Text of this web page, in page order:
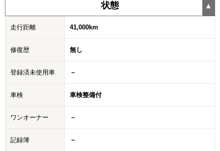
状態
走行距離 41,000km
修復歴 無し
登録済未使用車 －
車検 車検整備付
ワンオーナー －
記録簿 －